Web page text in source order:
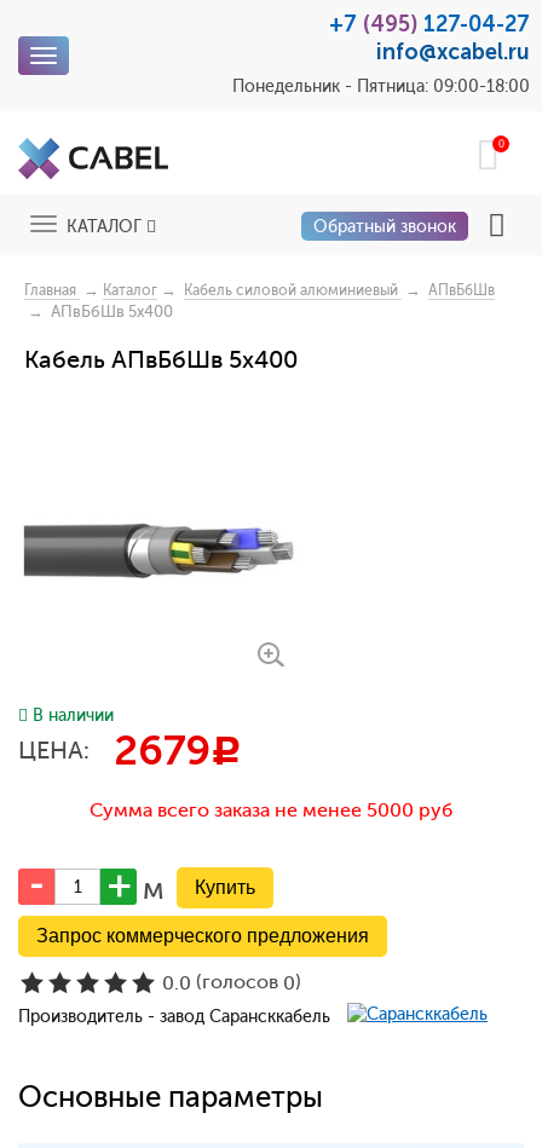
Toggle
+7 (495) 127-04-27
info@xcabel.ru
Понедельник - Пятница: 09:00-18:00
0
ToggleКАТАЛОГ Обратный звонок
Главная → Каталог → Кабель силовой алюминиевый → АПвБбШв
→ АПвБбШв 5x400
Кабель АПвБбШв 5x400
В наличии
ЦЕНА: 2679c
Сумма всего заказа не менее 5000 руб
м
Запрос коммерческого предложения
0.0 (голосов 0)
Производитель - завод Сарансккабель
Основные параметры